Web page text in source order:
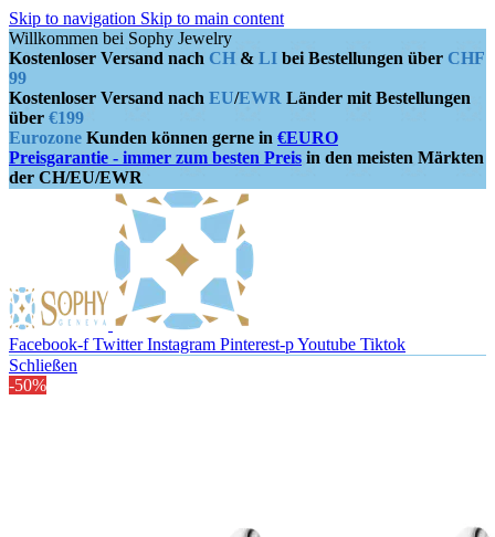
Skip to navigation Skip to main content
Willkommen bei Sophy Jewelry
Kostenloser Versand nach CH & LI bei Bestellungen über CHF
99
Kostenloser Versand nach EU/EWR Länder mit Bestellungen
über €199
Eurozone Kunden können gerne in €EURO
Preisgarantie - immer zum besten Preis in den meisten Märkten
der CH/EU/EWR
Facebook-f Twitter Instagram Pinterest-pYoutube Tiktok
Schließen
-50%